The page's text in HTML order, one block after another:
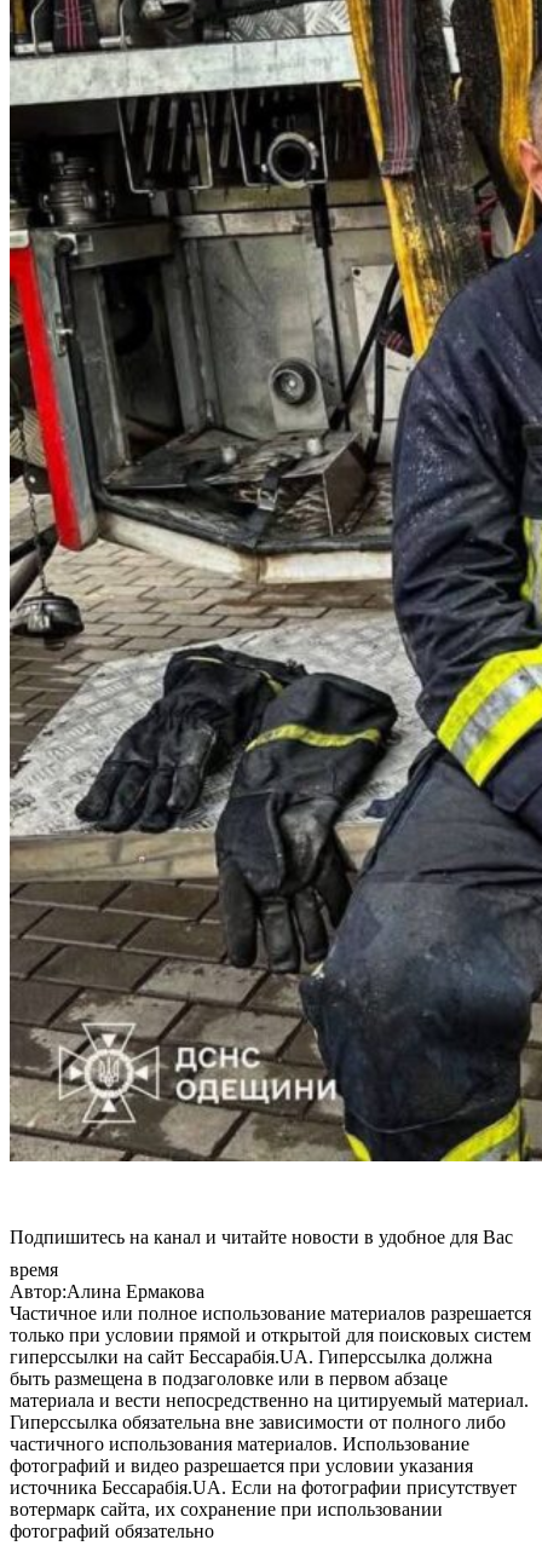
Подпишитесь на канал и читайте новости в удобное для Вас
время
Автор:Алина Ермакова
Частичное или полное использование материалов разрешается
только при условии прямой и открытой для поисковых систем
гиперссылки на сайт Бессарабія.UA. Гиперссылка должна
быть размещена в подзаголовке или в первом абзаце
материала и вести непосредственно на цитируемый материал.
Гиперссылка обязательна вне зависимости от полного либо
частичного использования материалов. Использование
фотографий и видео разрешается при условии указания
источника Бессарабія.UA. Если на фотографии присутствует
вотермарк сайта, их сохранение при использовании
фотографий обязательно